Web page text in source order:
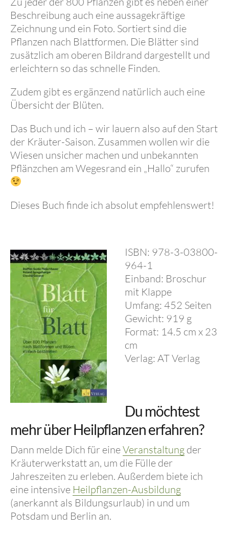
Beschreibung auch eine aussagekräftige
Zeichnung und ein Foto. Sortiert sind die
Pflanzen nach Blattformen. Die Blätter sind
zusätzlich am oberen Bildrand dargestellt und
erleichtern so das schnelle Finden.
Zudem gibt es ergänzend natürlich auch eine
Übersicht der Blüten.
Das Buch und ich – wir lauern also auf den Start
der Kräuter-Saison. Zusammen wollen wir die
Wiesen unsicher machen und unbekannten
Pflänzchen am Wegesrand ein „Hallo“ zurufen
Dieses Buch finde ich absolut empfehlenswert!
ISBN: 978-3-03800-
964-1
Einband: Broschur
mit Klappe
Umfang: 452 Seiten
Gewicht: 919 g
Format: 14.5 cm x 23
cm
Verlag: AT Verlag
Du möchtest
mehr über Heilpflanzen erfahren?
Dann melde Dich für eineVeranstaltung der
Kräuterwerkstatt an, um die Fülle der
Jahreszeiten zu erleben. Außerdem biete ich
eine intensive Heilpflanzen-Ausbildung
(anerkannt als Bildungsurlaub) in und um
Potsdam und Berlin an.